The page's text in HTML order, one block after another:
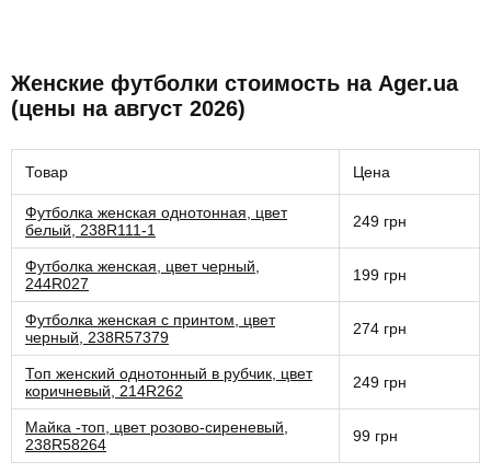
Женские футболки стоимость на Ager.ua
(цены на август 2026)
Товар Цена
Футболка женская однотонная, цвет
белый, 238R111-1
249 грн
Футболка женская, цвет черный,
244R027
199 грн
Футболка женская с принтом, цвет
черный, 238R57379
274 грн
Топ женский однотонный в рубчик, цвет
коричневый, 214R262
249 грн
Майка -топ, цвет розово-сиреневый,
238R58264
99 грн